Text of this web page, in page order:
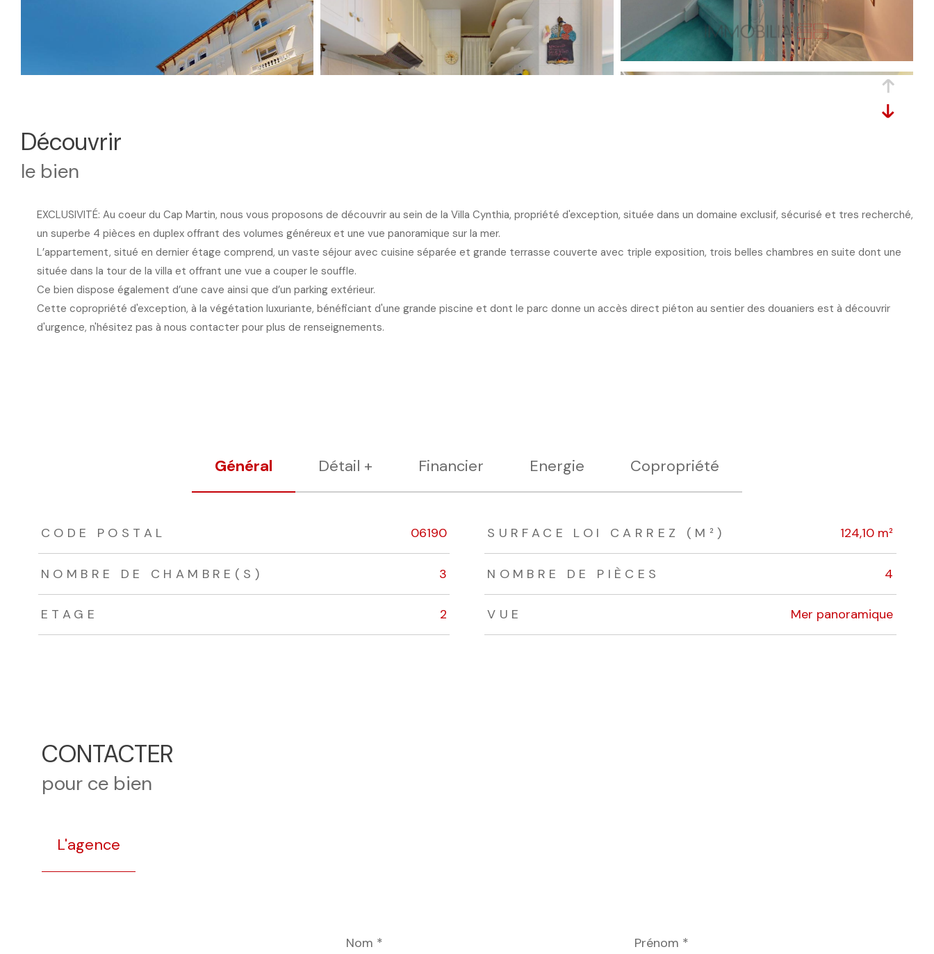
découvrir
le bien
EXCLUSIVITÉ: Au coeur du Cap Martin, nous vous proposons de découvrir au sein de la Villa Cynthia, propriété d'exception, située dans un domaine exclusif, sécurisé et tres recherché,
un superbe 4 pièces en duplex offrant des volumes généreux et une vue panoramique sur la mer.
L’appartement, situé en dernier étage comprend, un vaste séjour avec cuisine séparée et grande terrasse couverte avec triple exposition, trois belles chambres en suite dont une
située dans la tour de la villa et offrant une vue a couper le souffle.
Ce bien dispose également d’une cave ainsi que d’un parking extérieur.
Cette copropriété d'exception, à la végétation luxuriante, bénéficiant d'une grande piscine et dont le parc donne un accès direct piéton au sentier des douaniers est à découvrir
d'urgence, n'hésitez pas à nous contacter pour plus de renseignements.
Général Détail + Financier Energie Copropriété
TRAD_ZEPHYR_Caracteristique
CODE POSTAL 06190 SURFACE LOI CARREZ (M²) 124,10 m²
NOMBRE DE CHAMBRE(S) 3 NOMBRE DE PIÈCES 4
ETAGE 2 VUE Mer panoramique
CONTACTER
pour ce bien
L'agence
* *